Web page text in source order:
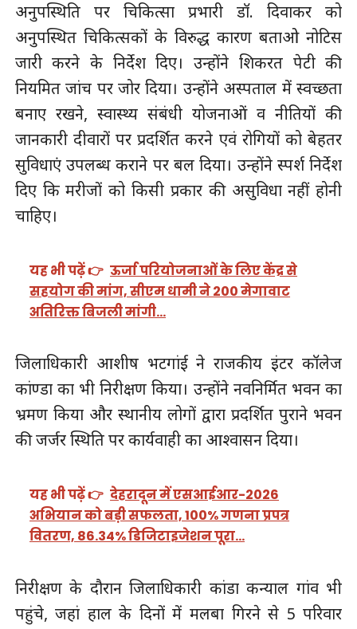
अनुपस्थिति पर चिकित्सा प्रभारी डॉ. दिवाकर को
अनुपस्थित चिकित्सकों के विरुद्ध कारण बताओ नोटिस
जारी करने के निर्देश दिए। उन्होंने शिकरत पेटी की
नियमित जांच पर जोर दिया। उन्होंने अस्पताल में स्वच्छता
बनाए रखने, स्वास्थ्य संबंधी योजनाओं व नीतियों की
जानकारी दीवारों पर प्रदर्शित करने एवं रोगियों को बेहतर
सुविधाएं उपलब्ध कराने पर बल दिया। उन्होंने स्पर्श निर्देश
दिए कि मरीजों को किसी प्रकार की असुविधा नहीं होनी
चाहिए।
यह भी पढ़ें 👉 ऊर्जा परियोजनाओं के लिए केंद्र से
सहयोग की मांग, सीएम धामी ने 200 मेगावाट
अतिरिक्त बिजली मांगी…
जिलाधिकारी आशीष भटगांई ने राजकीय इंटर कॉलेज
कांण्डा का भी निरीक्षण किया। उन्होंने नवनिर्मित भवन का
भ्रमण किया और स्थानीय लोगों द्वारा प्रदर्शित पुराने भवन
की जर्जर स्थिति पर कार्यवाही का आश्वासन दिया।
यह भी पढ़ें 👉 देहरादून में एसआईआर-2026
अभियान को बड़ी सफलता, 100% गणना प्रपत्र
वितरण, 86.34% डिजिटाइजेशन पूरा…
निरीक्षण के दौरान जिलाधिकारी कांडा कन्याल गांव भी
पहुंचे, जहां हाल के दिनों में मलबा गिरने से 5 परिवार